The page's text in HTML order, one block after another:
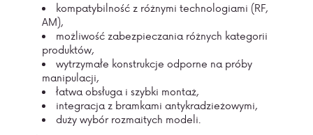
kompatybilność z różnymi technologiami (RF,
AM),
możliwość zabezpieczania różnych kategorii
produktów,
wytrzymałe konstrukcje odporne na próby
manipulacji,
łatwa obsługa i szybki montaż,
integracja z bramkami antykradzieżowymi,
duży wybór rozmaitych modeli.